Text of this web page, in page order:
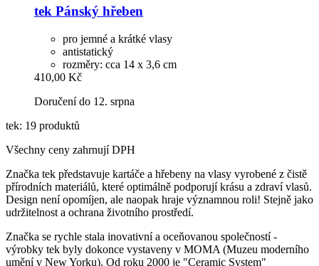
tek Pánský hřeben
pro jemné a krátké vlasy
antistatický
rozměry: cca 14 x 3,6 cm
410,00 Kč
Doručení do 12. srpna
tek: 19 produktů
Všechny ceny zahrnují DPH
Značka tek představuje kartáče a hřebeny na vlasy vyrobené z čistě
přírodních materiálů, které optimálně podporují krásu a zdraví vlasů.
Design není opomíjen, ale naopak hraje významnou roli! Stejně jako
udržitelnost a ochrana životního prostředí.
Značka se rychle stala inovativní a oceňovanou společností -
výrobky tek byly dokonce vystaveny v MOMA (Muzeu moderního
umění v New Yorku). Od roku 2000 je "Ceramic System"